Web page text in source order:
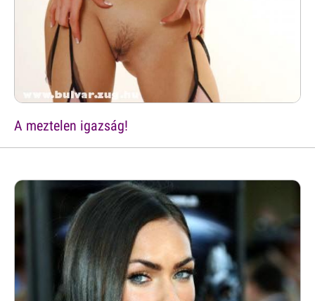
A meztelen igazság!